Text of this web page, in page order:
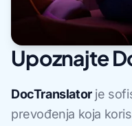
Upoznajte
DocTranslatorje
prevođenja koja